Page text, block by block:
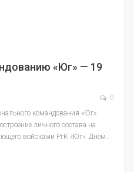
«Юг» — 19
0
командования «Юг»
личного состава на
войсками РгК «Юг». Днем…